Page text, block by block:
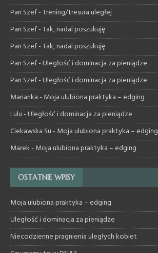
Pan Szef-Trening/tresura uległej
Pan Szef-Tak, nadal poszukuję
Pan Szef-Tak, nadal poszukuję
Pan Szef-Uległość i dominacja za pieniądze
Pan Szef-Uległość i dominacja za pieniądze
Marianka- Moja ulubiona praktyka – edging
Lulu-Uległość i dominacja za pieniądze
Ciekawska Su- Moja ulubiona praktyka – edging
Marek- Moja ulubiona praktyka – edging
OSTATNIE WPISY
Moja ulubiona praktyka – edging
Uległość i dominacja za pieniądze
Niecodzienne pragnienia uległych kobiet